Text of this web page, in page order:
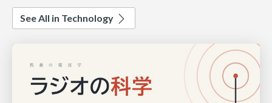
See All in Technology